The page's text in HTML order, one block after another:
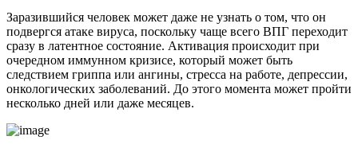
Заразившийся человек может даже не узнать о том, что он
подвергся атаке вируса, поскольку чаще всего ВПГ переходит
сразу в латентное состояние. Активация происходит при
очередном иммунном кризисе, который может быть
следствием гриппа или ангины, стресса на работе, депрессии,
онкологических заболеваний. До этого момента может пройти
несколько дней или даже месяцев.